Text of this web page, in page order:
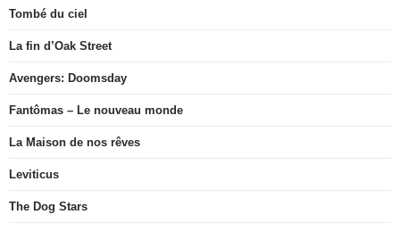
Tombé du ciel
La fin d’Oak Street
Avengers: Doomsday
Fantômas – Le nouveau monde
La Maison de nos rêves
Leviticus
The Dog Stars